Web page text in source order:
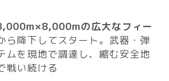
の広大なフィー
ら降下してスタート。武器・弾
ムを現地で調達し、縮む安全地
戦い続ける